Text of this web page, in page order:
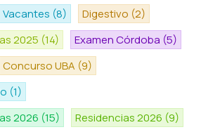
Vacantes (8) Digestivo (2)
2025 (14) Examen Córdoba (5)
Concurso UBA (9)
(1)
2026 (15) Residencias 2026 (9)